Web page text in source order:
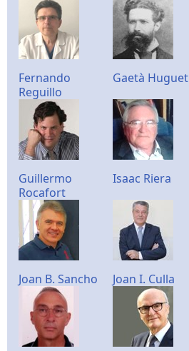
Fernando
Reguillo
Gaetà Huguet
Guillermo
Rocafort
Isaac Riera
Joan B. Sancho Joan I. Culla